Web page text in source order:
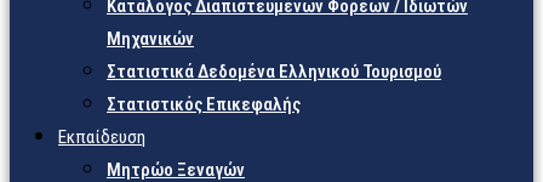
Κατάλογος Διαπιστευμένων Φορέων / Ιδιωτών
Μηχανικών
Στατιστικά Δεδομένα Ελληνικού Τουρισμού
Στατιστικός Επικεφαλής
Εκπαίδευση
Μητρώο Ξεναγών